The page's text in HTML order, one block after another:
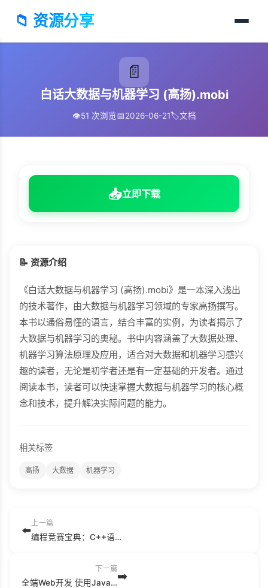
📁 资源分享
📄
白话大数据与机器学习 (高扬).mobi
👁️51 次浏览📅2026-06-21🏷️文档
📥立即下载
📝 资源介绍
《白话大数据与机器学习 (高扬).mobi》是一本深入浅出
的技术著作，由大数据与机器学习领域的专家高扬撰写。
本书以通俗易懂的语言，结合丰富的实例，为读者揭示了
大数据与机器学习的奥秘。书中内容涵盖了大数据处理、
机器学习算法原理及应用，适合对大数据和机器学习感兴
趣的读者，无论是初学者还是有一定基础的开发者。通过
阅读本书，读者可以快速掌握大数据与机器学习的核心概
念和技术，提升解决实际问题的能力。
相关标签
高扬 大数据 机器学习
⬅️
上一篇
编程竞赛宝典：C++语言和算法入门（信息学奥赛金牌教练精心之作，算法竞赛宝典，配套教学视频手把手教学） (张新华).azw3
下一篇
全端Web开发 使用JavaScript与Java (图灵程序设计丛书) .epub➡️